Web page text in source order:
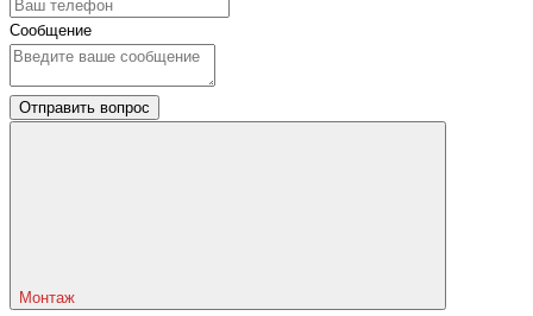
Сообщение
Отправить вопрос
Монтаж